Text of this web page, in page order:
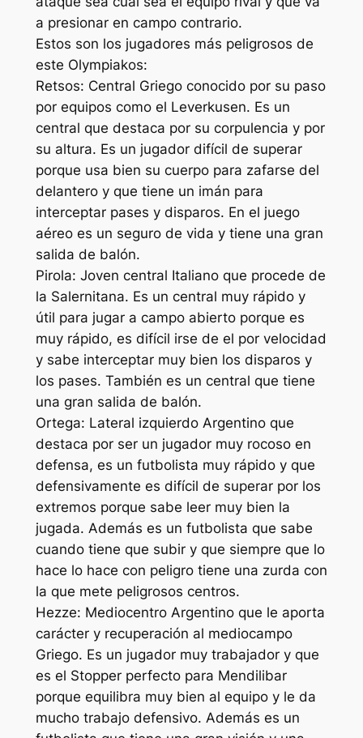
a presionar en campo contrario.
Estos son los jugadores más peligrosos de
este Olympiakos:
Retsos: Central Griego conocido por su paso
por equipos como el Leverkusen. Es un
central que destaca por su corpulencia y por
su altura. Es un jugador difícil de superar
porque usa bien su cuerpo para zafarse del
delantero y que tiene un imán para
interceptar pases y disparos. En el juego
aéreo es un seguro de vida y tiene una gran
salida de balón.
Pirola: Joven central Italiano que procede de
la Salernitana. Es un central muy rápido y
útil para jugar a campo abierto porque es
muy rápido, es difícil irse de el por velocidad
y sabe interceptar muy bien los disparos y
los pases. También es un central que tiene
una gran salida de balón.
Ortega: Lateral izquierdo Argentino que
destaca por ser un jugador muy rocoso en
defensa, es un futbolista muy rápido y que
defensivamente es difícil de superar por los
extremos porque sabe leer muy bien la
jugada. Además es un futbolista que sabe
cuando tiene que subir y que siempre que lo
hace lo hace con peligro tiene una zurda con
la que mete peligrosos centros.
Hezze: Mediocentro Argentino que le aporta
carácter y recuperación al mediocampo
Griego. Es un jugador muy trabajador y que
es el Stopper perfecto para Mendilibar
porque equilibra muy bien al equipo y le da
mucho trabajo defensivo. Además es un